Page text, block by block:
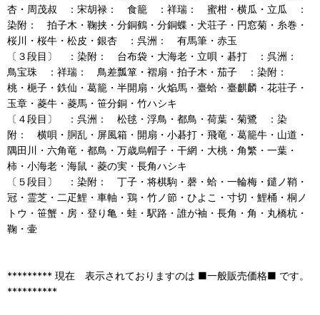
杏・周茂叔 ：宋胡禄： 食籠 ：祥瑞： 蜜柑・横瓜・立瓜 ：
染附： 拍子木・鞠挟・分銅鶴・分銅蝶・犬荘子・円窓菊・糸巻・
桜川・桜牛・松皮・銀杏 ：呉洲： 有馬筆・赤玉
〔３段目〕 ：染附： 台布袋・大海老・立唄・碁打 ：呉洲：
鳥宝珠 ：祥瑞： 鳥差瓢箪・褶扇・拍子木・茄子 ：染附：
桃・梔子・鉄仙・葛籠・半開扇・火焔馬・臺蛤・臺麒麟・花荘子・
玉章・菱牛・菱馬・笹分銅・竹ハシキ
〔４段目〕 ：呉洲： 松毬・浮鳥・都鳥・荷葉・菊鷺 ：染
附： 横唄・胴乱・屏風箱・開扇・小碁打・飛竜・葛籠牛・山道・
隅田川・六角竜・都鳥・万歳烏帽子・干網・大桃・角繁・一葉・
柿・小海老・海鼠・菱の実・長角ハシキ
〔５段目〕 ：染附： 丁子・将棋駒・磬・蛤・一輪梅・鑓ノ鞘・
冠・霊芝・二疋鯉・車軸・鶏・竹ノ節・ひよこ・寸切・鯉桶・桐ノ
トウ・笹蟹・房・登り亀・蛙・駅路・誰が袖・長角・角・丸橋杭・
鞠・壷
********* 現在 表示されておりますのは ■一般販売価格■ です。
**********